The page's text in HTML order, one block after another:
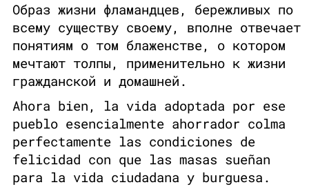
Образ жизни фламандцев, бережливых по
всему существу своему, вполне отвечает
понятиям о том блаженстве, о котором
мечтают толпы, применительно к жизни
гражданской и домашней.
Ahora bien, la vida adoptada por ese
pueblo esencialmente ahorrador colma
perfectamente las condiciones de
felicidad con que las masas sueñan
para la vida ciudadana y burguesa.